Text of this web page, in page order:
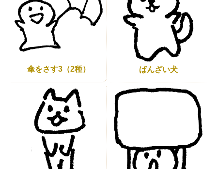
傘をさす3（2種） ばんざい犬